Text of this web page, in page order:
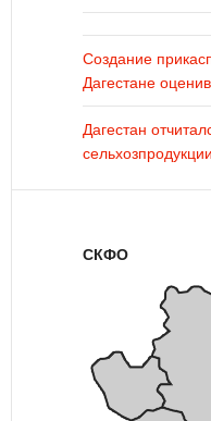
Создание
Дагестане
Дагестан
СКФО